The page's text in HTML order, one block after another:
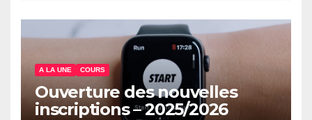
A LA UNE COURS
Ouverture des nouvelles
inscriptions – 2025/2026